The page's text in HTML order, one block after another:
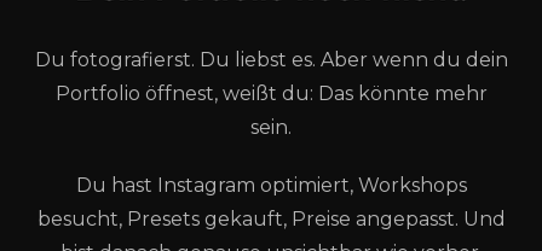
Du fotografierst. Du liebst es. Aber wenn du dein
Portfolio öffnest, weißt du: Das könnte mehr
sein.
Du hast Instagram optimiert, Workshops
besucht, Presets gekauft, Preise angepasst. Und